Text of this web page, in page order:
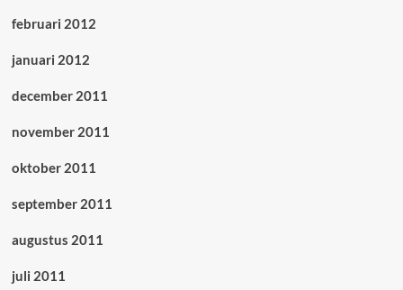
februari 2012
januari 2012
december 2011
november 2011
oktober 2011
september 2011
augustus 2011
juli 2011